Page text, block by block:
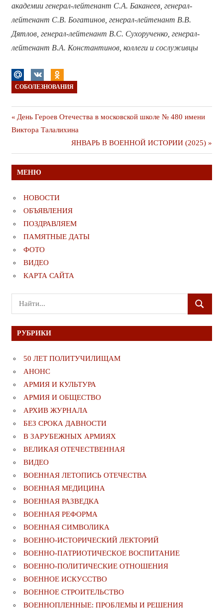
академии генерал-лейтенант С.А. Баканеев, генерал-
лейтенант С.В. Богатинов, генерал-лейтенант В.В.
Дятлов, генерал-лейтенант В.С. Сухорученко, генерал-
лейтенант В.А. Константинов, коллеги и сослуживцы
СОБОЛЕЗНОВАНИЯ
Навигация
записям
Предыдущая
публикация
День Героев Отечества в московской школе № 480 имени
Виктора Талалихина
Следующая
публикация
ЯНВАРЬ В ВОЕННОЙ ИСТОРИИ (2025)
МЕНЮ
НОВОСТИ
ОБЪЯВЛЕНИЯ
ПОЗДРАВЛЯЕМ
ПАМЯТНЫЕ ДАТЫ
ФОТО
ВИДЕО
КАРТА САЙТА
Поиск
для:
ПОИСК
РУБРИКИ
50 ЛЕТ ПОЛИТУЧИЛИЩАМ
АНОНС
АРМИЯ И КУЛЬТУРА
АРМИЯ И ОБЩЕСТВО
АРХИВ ЖУРНАЛА
БЕЗ СРОКА ДАВНОСТИ
В ЗАРУБЕЖНЫХ АРМИЯХ
ВЕЛИКАЯ ОТЕЧЕСТВЕННАЯ
ВИДЕО
ВОЕННАЯ ЛЕТОПИСЬ ОТЕЧЕСТВА
ВОЕННАЯ МЕДИЦИНА
ВОЕННАЯ РАЗВЕДКА
ВОЕННАЯ РЕФОРМА
ВОЕННАЯ СИМВОЛИКА
ВОЕННО-ИСТОРИЧЕСКИЙ ЛЕКТОРИЙ
ВОЕННО-ПАТРИОТИЧЕСКОЕ ВОСПИТАНИЕ
ВОЕННО-ПОЛИТИЧЕСКИE ОТНОШЕНИЯ
ВОЕННОЕ ИСКУССТВО
ВОЕННОЕ СТРОИТЕЛЬСТВО
ВОЕННОПЛЕННЫЕ: ПРОБЛЕМЫ И РЕШЕНИЯ